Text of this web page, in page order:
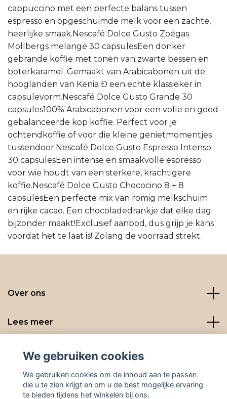
cappuccino met een perfecte balans tussen
espresso en opgeschuimde melk voor een zachte,
heerlijke smaak.Nescafé Dolce Gusto Zoégas
Mollbergs melange 30 capsulesEen donker
gebrande koffie met tonen van zwarte bessen en
boterkaramel. Gemaakt van Arabicabonen uit de
hooglanden van Kenia Ð een echte klassieker in
capsulevorm.Nescafé Dolce Gusto Grande 30
capsules100% Arabicabonen voor een volle en goed
gebalanceerde kop koffie. Perfect voor je
ochtendkoffie of voor die kleine genietmomentjes
tussendoor.Nescafé Dolce Gusto Espresso Intenso
30 capsulesEen intense en smaakvolle espresso
voor wie houdt van een sterkere, krachtigere
koffie.Nescafé Dolce Gusto Chococino 8 + 8
capsulesEen perfecte mix van romig melkschuim
en rijke cacao. Een chocoladedrankje dat elke dag
bijzonder maakt!Exclusief aanbod, dus grijp je kans
voordat het te laat is! Zolang de voorraad strekt.
Over ons
Lees meer
Social media
We gebruiken cookies
We gebruiken cookies om de inhoud aan te passen
die u te zien krijgt en om u de best mogelijke ervaring
te bieden tijdens het winkelen bij ons.